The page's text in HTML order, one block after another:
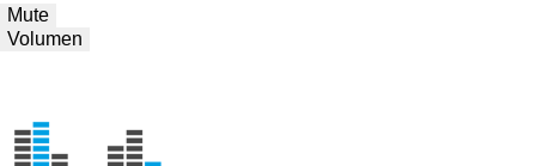
Mute
Volumen